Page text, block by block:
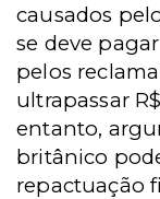
causados
se deve
pelos
ultrapassar
entanto,
britânico
repactuação